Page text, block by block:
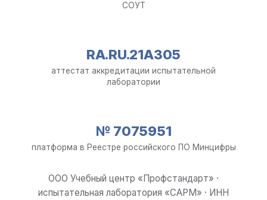
СОУТ
RA.RU.21АЗ05
аттестат аккредитации испытательной
лаборатории
№ 7075951
платформа в Реестре российского ПО Минцифры
ООО Учебный центр «Профстандарт» ·
испытательная лаборатория «САРМ» · ИНН